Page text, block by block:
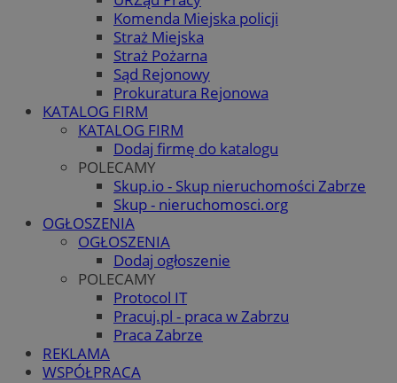
Komenda Miejska policji
Straż Miejska
Straż Pożarna
Sąd Rejonowy
Prokuratura Rejonowa
KATALOG FIRM
KATALOG FIRM
Dodaj firmę do katalogu
POLECAMY
Skup.io - Skup nieruchomości Zabrze
Skup - nieruchomosci.org
OGŁOSZENIA
OGŁOSZENIA
Dodaj ogłoszenie
POLECAMY
Protocol IT
Pracuj.pl - praca w Zabrzu
Praca Zabrze
REKLAMA
WSPÓŁPRACA